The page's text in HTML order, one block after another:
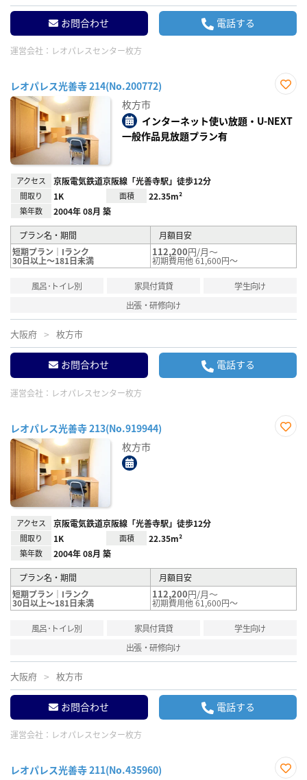
お問合わせ 電話する
運営会社： レオパレスセンター枚方
レオパレス光善寺 214(No.200772)
り登
録
枚方市
インターネット使い放題・U-NEXT
一般作品見放題プラン有
アクセス 京阪電気鉄道京阪線「光善寺駅」徒歩12分
間取り 1K 面積 22.35m²
築年数 2004年 08月 築
プラン名・期間
月額目安
短期プラン｜Iランク
30日以上～181日未満
112,200円/月～
初期費用他 61,600円～
風呂･トイレ別 家具付賃貸
学生向け
出張・研修向け
大阪府 枚方市
お問合わせ 電話する
運営会社： レオパレスセンター枚方
レオパレス光善寺 213(No.919944)
枚方市
アクセス 京阪電気鉄道京阪線「光善寺駅」徒歩12分
間取り 1K 面積 22.35m²
築年数 2004年 08月 築
プラン名・期間
月額目安
短期プラン｜Iランク
30日以上～181日未満
112,200円/月～
初期費用他 61,600円～
風呂･トイレ別 家具付賃貸
学生向け
出張・研修向け
大阪府 枚方市
お問合わせ 電話する
運営会社： レオパレスセンター枚方
レオパレス光善寺 211(No.435960)